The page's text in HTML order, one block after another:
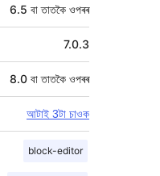
6.5 বা তাতকৈ ওপৰৰ
7.0.3
8.0 বা তাতকৈ ওপৰৰ
আটাই 3টা চাওক
block-editor